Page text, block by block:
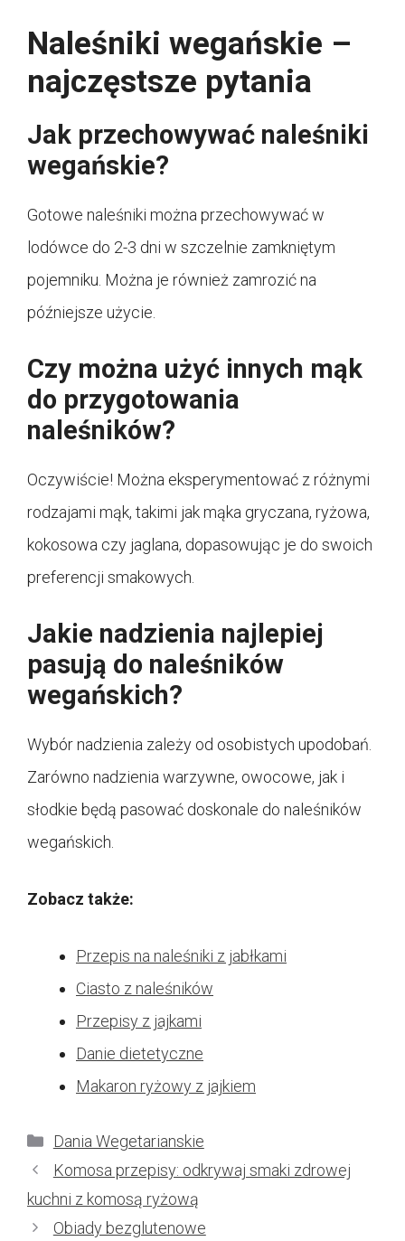
Naleśniki wegańskie –
najczęstsze pytania
Jak przechowywać naleśniki
wegańskie?
Gotowe naleśniki można przechowywać w
lodówce do 2-3 dni w szczelnie zamkniętym
pojemniku. Można je również zamrozić na
późniejsze użycie.
Czy można użyć innych mąk
do przygotowania
naleśników?
Oczywiście! Można eksperymentować z różnymi
rodzajami mąk, takimi jak mąka gryczana, ryżowa,
kokosowa czy jaglana, dopasowując je do swoich
preferencji smakowych.
Jakie nadzienia najlepiej
pasują do naleśników
wegańskich?
Wybór nadzienia zależy od osobistych upodobań.
Zarówno nadzienia warzywne, owocowe, jak i
słodkie będą pasować doskonale do naleśników
wegańskich.
Zobacz także:
Przepis na naleśniki z jabłkami
Ciasto z naleśników
Przepisy z jajkami
Danie dietetyczne
Makaron ryżowy z jajkiem
Kategorie
Dania Wegetarianskie
Komosa przepisy: odkrywaj smaki zdrowej
kuchni z komosą ryżową
Obiady bezglutenowe